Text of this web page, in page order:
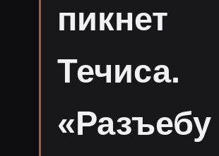
пикнет
Течиса.
«Разъебу